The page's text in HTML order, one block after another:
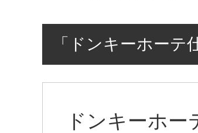
「ドンキーホーテ
ドンキーホ